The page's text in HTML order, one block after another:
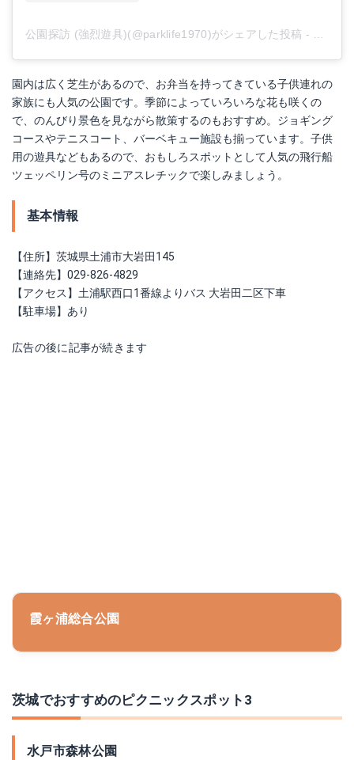
公園探訪 (強烈遊具)(@parklife1970)がシェアした投稿 - 2019年
園内は広く芝生があるので、お弁当を持ってきている子供連れの
家族にも人気の公園です。季節によっていろいろな花も咲くの
で、のんびり景色を見ながら散策するのもおすすめ。ジョギング
コースやテニスコート、バーベキュー施設も揃っています。子供
用の遊具などもあるので、おもしろスポットとして人気の飛行船
ツェッペリン号のミニアスレチックで楽しみましょう。
基本情報
【住所】茨城県土浦市大岩田145
【連絡先】029-826-4829
【アクセス】土浦駅西口1番線よりバス 大岩田二区下車
【駐車場】あり
広告の後に記事が続きます
霞ヶ浦総合公園
茨城でおすすめのピクニックスポット3
水戸市森林公園